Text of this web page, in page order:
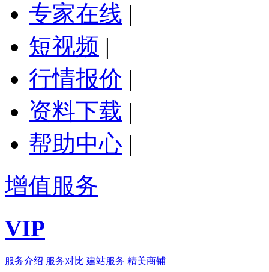
专家在线 |
短视频 |
行情报价 |
资料下载 |
帮助中心 |
增值服务
VIP
服务介绍 服务对比 建站服务 精美商铺